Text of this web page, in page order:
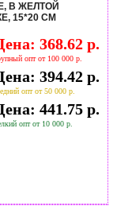
В ЖЕЛТОЙ
15*20 СМ
368.62 р.
опт от 100 000 р.
394.42 р.
опт от 50 000 р.
441.75 р.
опт от 10 000 р.